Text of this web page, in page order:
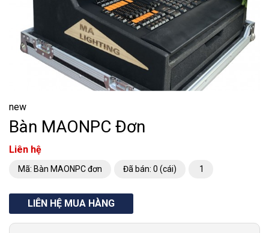
new
Bàn MAONPC Đơn
Liên hệ
Mã: Bàn MAONPC đơn Đã bán: 0 (cái) 1
LIÊN HỆ MUA HÀNG